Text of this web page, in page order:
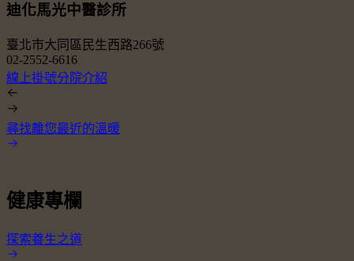
迪化馬光中醫診所
臺北市大同區民生西路266號
02-2552-6616
線上掛號分院介紹
尋找離您最近的溫暖
健康專欄
探索養生之道